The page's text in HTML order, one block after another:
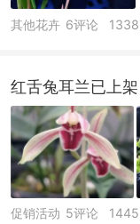
其他花卉 6评论
红舌兔耳兰已上架
促销活动 5评论